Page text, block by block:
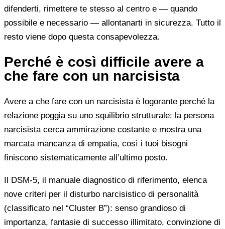
difenderti, rimettere te stesso al centro e — quando
possibile e necessario — allontanarti in sicurezza. Tutto il
resto viene dopo questa consapevolezza.
Perché è così difficile avere a
che fare con un narcisista
Avere a che fare con un narcisista è logorante perché la
relazione poggia su uno squilibrio strutturale: la persona
narcisista cerca ammirazione costante e mostra una
marcata mancanza di empatia, così i tuoi bisogni
finiscono sistematicamente all’ultimo posto.
Il DSM-5, il manuale diagnostico di riferimento, elenca
nove criteri per il disturbo narcisistico di personalità
(classificato nel “Cluster B”): senso grandioso di
importanza, fantasie di successo illimitato, convinzione di